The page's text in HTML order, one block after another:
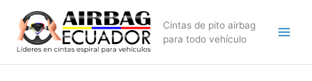
contenido
Cintas de pito airbag
para todo vehículo